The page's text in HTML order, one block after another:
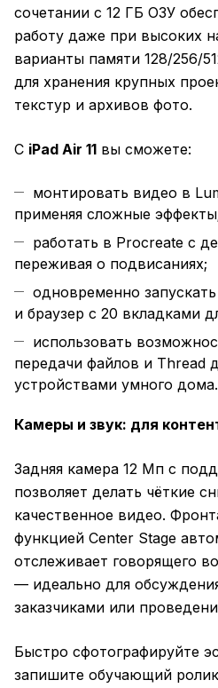
сочетании с 12 ГБ ОЗУ
работу даже при высоких
варианты памяти 128/256/
для хранения крупных
текстур и архивов фото.
С iPad Air 11 вы сможете:
монтировать видео в
применяя сложные
работать в Procreate с
переживая о подвисаниях;
одновременно
и браузер с 20 вкладками
использовать
передачи файлов и Thread
устройствами умного дома.
Камеры и звук: для
Задняя камера 12 Мп с
позволяет делать чёткие
качественное видео.
функцией Center Stage
отслеживает говорящего
— идеально для
заказчиками или
Быстро сфотографируйте
запишите обучающий